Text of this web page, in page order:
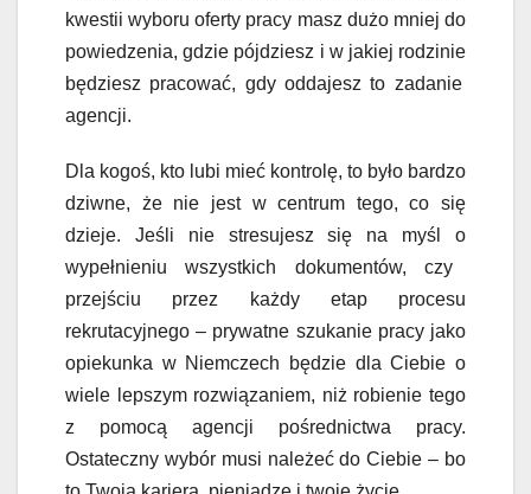
kwestii wyboru oferty pracy masz dużo mniej do
powiedzenia, gdzie pójdziesz i w jakiej rodzinie
będziesz pracować, gdy oddajesz to zadanie
agencji.
Dla kogoś, kto lubi mieć kontrolę, to było bardzo
dziwne, że nie jest w centrum tego, co się
dzieje. Jeśli nie stresujesz się na myśl o
wypełnieniu wszystkich dokumentów, czy
przejściu przez każdy etapprocesu
rekrutacyjnego – prywatne szukanie pracy jako
opiekunka w Niemczech będzie dla Ciebie o
wiele lepszym rozwiązaniem, niż robienie tego
z pomocą agencji pośrednictwa pracy.
Ostateczny wybór musi należeć do Ciebie – bo